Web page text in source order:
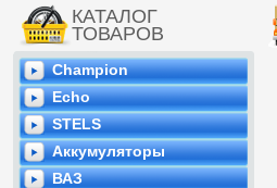
КАТАЛОГ
ТОВАРОВ
Champion
Echo
STELS
Аккумуляторы
ВАЗ